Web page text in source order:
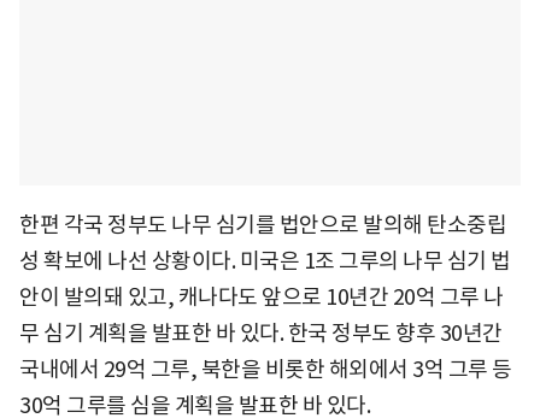
한편 각국 정부도 나무 심기를 법안으로 발의해 탄소중립
성 확보에 나선 상황이다. 미국은 1조 그루의 나무 심기 법
안이 발의돼 있고, 캐나다도 앞으로 10년간 20억 그루 나
무 심기 계획을 발표한 바 있다. 한국 정부도 향후 30년간
국내에서 29억 그루, 북한을 비롯한 해외에서 3억 그루 등
30억 그루를 심을 계획을 발표한 바 있다.